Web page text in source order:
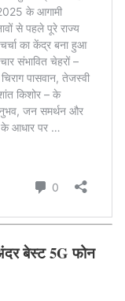
बेस्ट 5G फोन